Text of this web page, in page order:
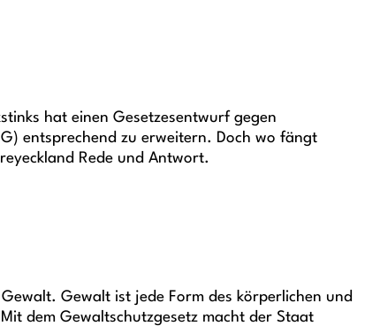
hat einen Gesetzesentwurf gegen
entsprechend zu erweitern. Doch wo fängt
Rede und Antwort.
Gewalt ist jede Form des körperlichen und
dem Gewaltschutzgesetz macht der Staat